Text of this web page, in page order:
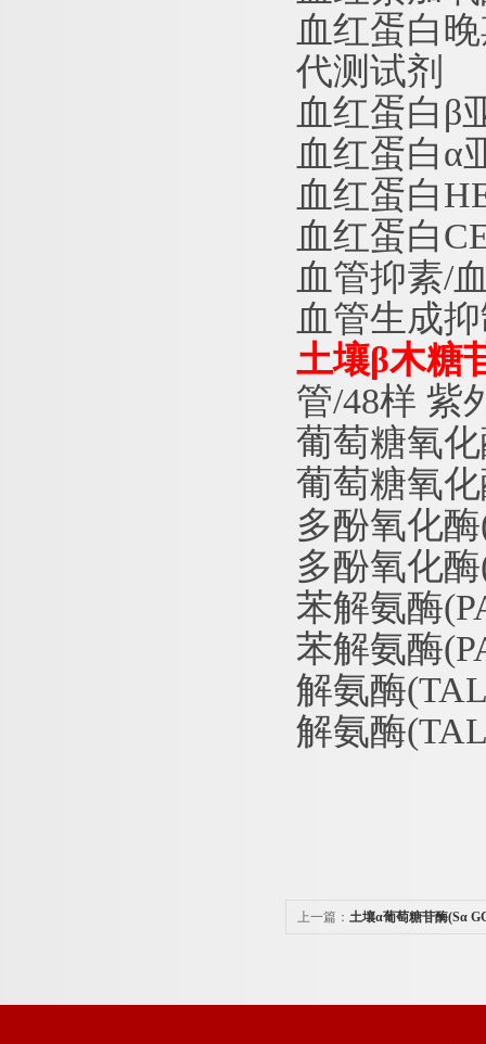
血红蛋白
代测试剂
血红蛋白 β
血红蛋白α
血红蛋白
血红蛋白
血管抑素/
血管生成
土壤β木糖
管/48样 紫
葡萄糖氧
葡萄糖氧
多酚氧化酶
多酚氧化酶
苯解氨酶
苯解氨酶
解氨酶
解氨酶
上一篇： 土壤α葡萄糖苷酶(Sα